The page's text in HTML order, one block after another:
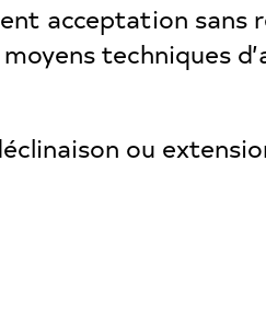
acceptation sans
techniques
ou